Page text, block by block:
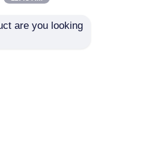
150mAh
are you looking